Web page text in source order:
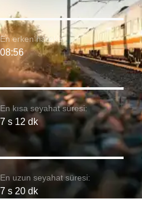
En kısa seyahat süresi:
7 s 12 dk
En erken hareket:
08:56
En uzun seyahat süresi:
7 s 20 dk